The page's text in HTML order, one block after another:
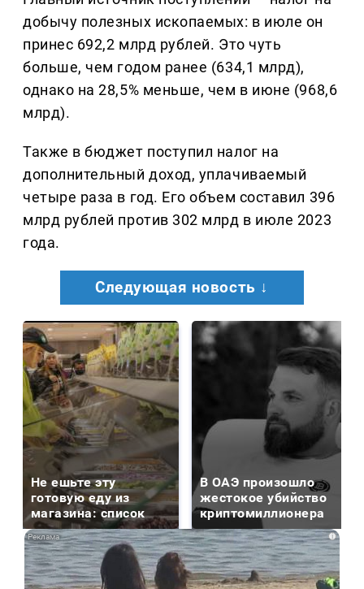
добычу полезных ископаемых: в июле он
принес 692,2 млрд рублей. Это чуть
больше, чем годом ранее (634,1 млрд),
однако на 28,5% меньше, чем в июне (968,6
млрд).
Также в бюджет поступил налог на
дополнительный доход, уплачиваемый
четыре раза в год. Его объем составил 396
млрд рублей против 302 млрд в июле 2023
года.
Следующая новость ↓
Не ешьте эту
готовую еду из
магазина: список
В ОАЭ произошло
жестокое убийство
криптомиллионера
i